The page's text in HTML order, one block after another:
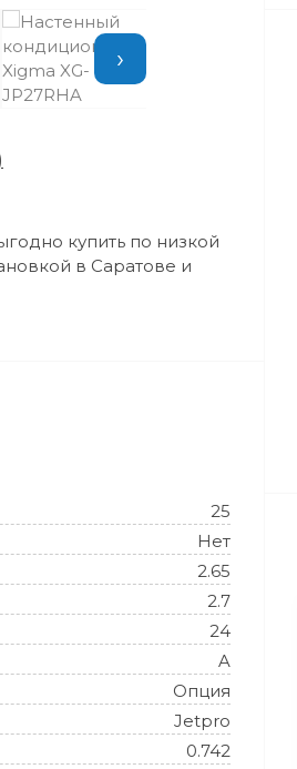
›
купить по низкой
в Саратове и
25
Нет
2.65
2.7
24
A
Опция
Jetpro
0.742